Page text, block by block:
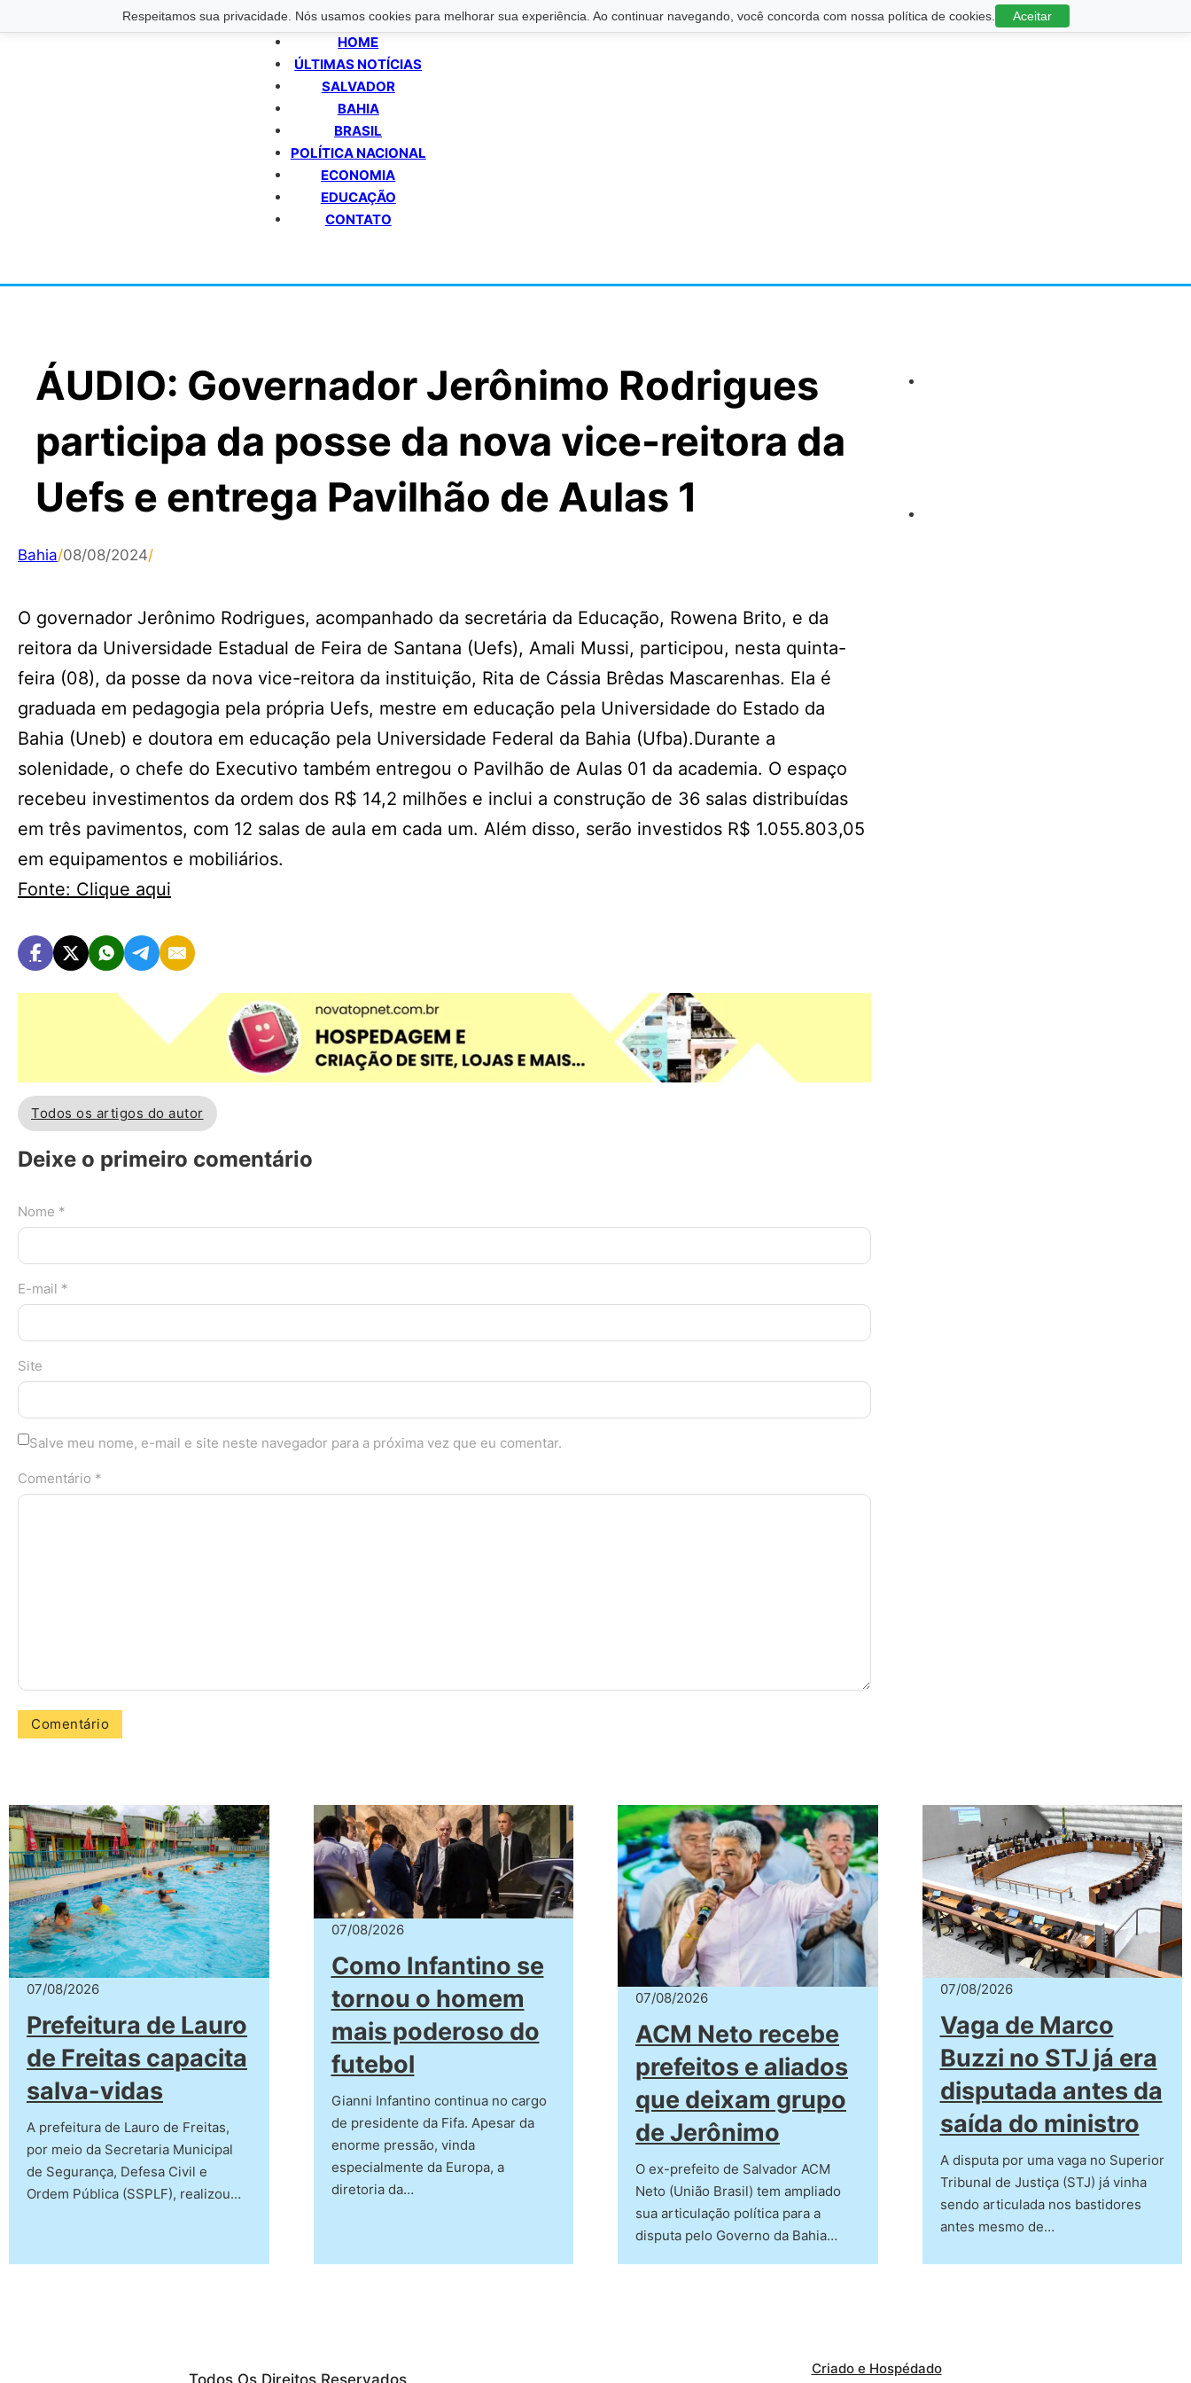
Respeitamos sua privacidade. Nós usamos cookies para melhorar sua experiência. Ao continuar navegando, você concorda com nossa política de cookies. Aceitar
HOME
ÚLTIMAS NOTÍCIAS
SALVADOR
BAHIA
BRASIL
POLÍTICA NACIONAL
ECONOMIA
EDUCAÇÃO
CONTATO
ÁUDIO: Governador Jerônimo Rodrigues
participa da posse da nova vice-reitora da
Uefs e entrega Pavilhão de Aulas 1
Bahia/08/08/2024/
O governador Jerônimo Rodrigues, acompanhado da secretária da Educação, Rowena Brito, e da
reitora da Universidade Estadual de Feira de Santana (Uefs), Amali Mussi, participou, nesta quinta-
feira (08), da posse da nova vice-reitora da instituição, Rita de Cássia Brêdas Mascarenhas. Ela é
graduada em pedagogia pela própria Uefs, mestre em educação pela Universidade do Estado da
Bahia (Uneb) e doutora em educação pela Universidade Federal da Bahia (Ufba).Durante a
solenidade, o chefe do Executivo também entregou o Pavilhão de Aulas 01 da academia. O espaço
recebeu investimentos da ordem dos R$ 14,2 milhões e inclui a construção de 36 salas distribuídas
em três pavimentos, com 12 salas de aula em cada um. Além disso, serão investidos R$ 1.055.803,05
em equipamentos e mobiliários.
Fonte: Clique aqui
Todos os artigos do autor
Deixe o primeiro comentário
Nome *
E-mail *
Site
Salve meu nome, e-mail e site neste navegador para a próxima vez que eu comentar.
Comentário *
07/08/2026
Prefeitura de Lauro
de Freitas capacita
salva-vidas
A prefeitura de Lauro de Freitas,
por meio da Secretaria Municipal
de Segurança, Defesa Civil e
Ordem Pública (SSPLF), realizou…
07/08/2026
Como Infantino se
tornou o homem
mais poderoso do
futebol
Gianni Infantino continua no cargo
de presidente da Fifa. Apesar da
enorme pressão, vinda
especialmente da Europa, a
diretoria da…
07/08/2026
ACM Neto recebe
prefeitos e aliados
que deixam grupo
de Jerônimo
O ex-prefeito de Salvador ACM
Neto (União Brasil) tem ampliado
sua articulação política para a
disputa pelo Governo da Bahia…
07/08/2026
Vaga de Marco
Buzzi no STJ já era
disputada antes da
saída do ministro
A disputa por uma vaga no Superior
Tribunal de Justiça (STJ) já vinha
sendo articulada nos bastidores
antes mesmo de…
Criado e Hospédado